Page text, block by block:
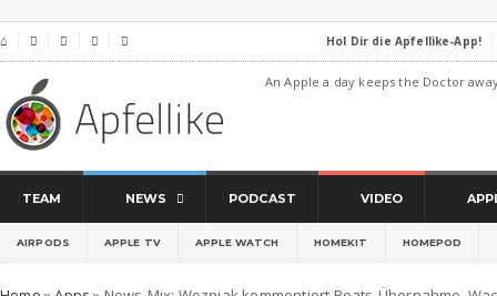
⌂     Hol Dir die Apfellike-App!
An Apple a day keeps the Doctor
TEAM NEWS PODCAST VIDEO
AIRPODS APPLE TV APPLE WATCH HOMEKIT HOMEPOD